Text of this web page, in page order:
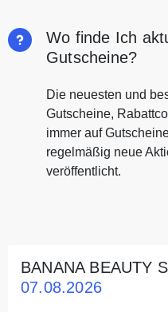
Wo finde Ich
Gutscheine?
Die neuesten und
Gutscheine,
immer auf
regelmäßig neue
veröffentlicht.
BANANA BEAUTY
07.08.2026